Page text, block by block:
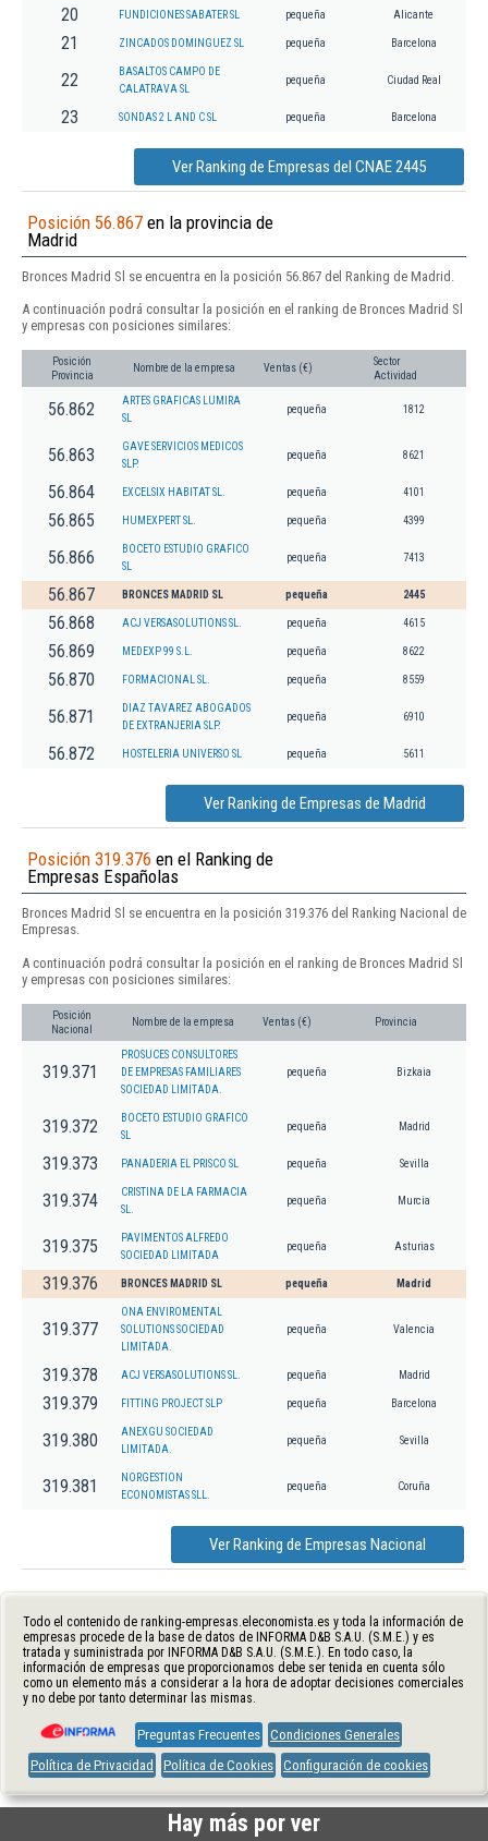
20 FUNDICIONES SABATER SL pequeña Alicante
21 ZINCADOS DOMINGUEZ SL pequeña Barcelona
22
BASALTOS CAMPO DE
CALATRAVA SL
pequeña Ciudad Real
23 SONDAS 2 L AND C SL pequeña Barcelona
Ver Ranking de Empresas del CNAE 2445
Posición 56.867 en la provincia de
Madrid
Bronces Madrid Sl se encuentra en la posición 56.867 del Ranking de Madrid.
A continuación podrá consultar la posición en el ranking de Bronces Madrid Sl
y empresas con posiciones similares:
Posición
Provincia
Nombre de la empresa Ventas (€)
Sector
Actividad
56.862
ARTES GRAFICAS LUMIRA
SL
pequeña 1812
56.863
GAVE SERVICIOS MEDICOS
SLP.
pequeña 8621
56.864 EXCELSIX HABITAT SL. pequeña 4101
56.865 HUMEXPERT SL. pequeña 4399
56.866
BOCETO ESTUDIO GRAFICO
SL
pequeña 7413
56.867 BRONCES MADRID SL pequeña 2445
56.868 ACJ VERSASOLUTIONS SL. pequeña 4615
56.869 MEDEXP 99 S.L. pequeña 8622
56.870 FORMACIONAL SL. pequeña 8559
56.871
DIAZ TAVAREZ ABOGADOS
DE EXTRANJERIA SLP.
pequeña 6910
56.872 HOSTELERIA UNIVERSO SL pequeña 5611
Ver Ranking de Empresas de Madrid
Posición 319.376 en el Ranking de
Empresas Españolas
Bronces Madrid Sl se encuentra en la posición 319.376 del Ranking Nacional de
Empresas.
A continuación podrá consultar la posición en el ranking de Bronces Madrid Sl
y empresas con posiciones similares:
Posición
Nacional
Nombre de la empresa Ventas (€) Provincia
319.371
PROSUCES CONSULTORES
DE EMPRESAS FAMILIARES
SOCIEDAD LIMITADA.
pequeña Bizkaia
319.372
BOCETO ESTUDIO GRAFICO
SL
pequeña Madrid
319.373 PANADERIA EL PRISCO SL pequeña Sevilla
319.374
CRISTINA DE LA FARMACIA
SL.
pequeña Murcia
319.375
PAVIMENTOS ALFREDO
SOCIEDAD LIMITADA
pequeña Asturias
319.376 BRONCES MADRID SL pequeña Madrid
319.377
ONA ENVIROMENTAL
SOLUTIONS SOCIEDAD
LIMITADA.
pequeña Valencia
319.378 ACJ VERSASOLUTIONS SL. pequeña Madrid
319.379 FITTING PROJECT SLP pequeña Barcelona
319.380
ANEXGU SOCIEDAD
LIMITADA.
pequeña Sevilla
319.381
NORGESTION
ECONOMISTAS SLL.
pequeña Coruña
Ver Ranking de Empresas Nacional
Todo el contenido de ranking-empresas.eleconomista.es y toda la información de
empresas procede de la base de datos de INFORMA D&B S.A.U. (S.M.E.) y es
tratada y suministrada por INFORMA D&B S.A.U. (S.M.E.). En todo caso, la
información de empresas que proporcionamos debe ser tenida en cuenta sólo
como un elemento más a considerar a la hora de adoptar decisiones comerciales
y no debe por tanto determinar las mismas.
Preguntas Frecuentes Condiciones Generales
Política de Privacidad
Política de Cookies Configuración de cookies
Hay más por ver